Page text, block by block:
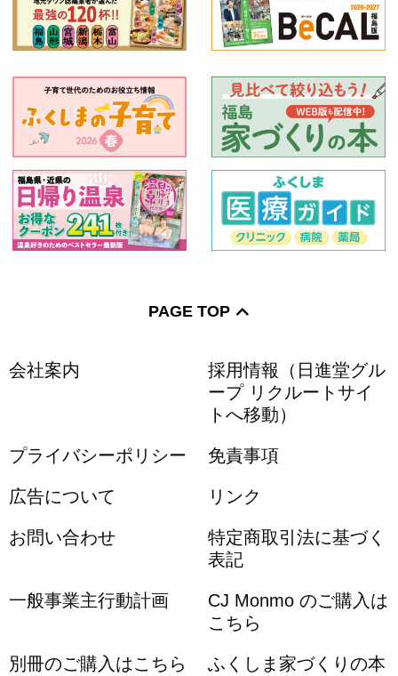
PAGE TOP
会社案内
採用情報（日進堂グル
ープ リクルートサイ
トへ移動）
プライバシーポリシー 免責事項
広告について リンク
お問い合わせ
特定商取引法に基づく
表記
一般事業主行動計画
CJ Monmo のご購入は
こちら
別冊のご購入はこちら ふくしま家づくりの本